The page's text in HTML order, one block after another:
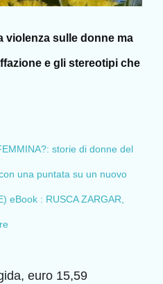
violenza sulle donne ma
e gli stereotipi che
storie di donne del
una puntata su un nuovo
eBook : RUSCA ZARGAR,
euro 15,59